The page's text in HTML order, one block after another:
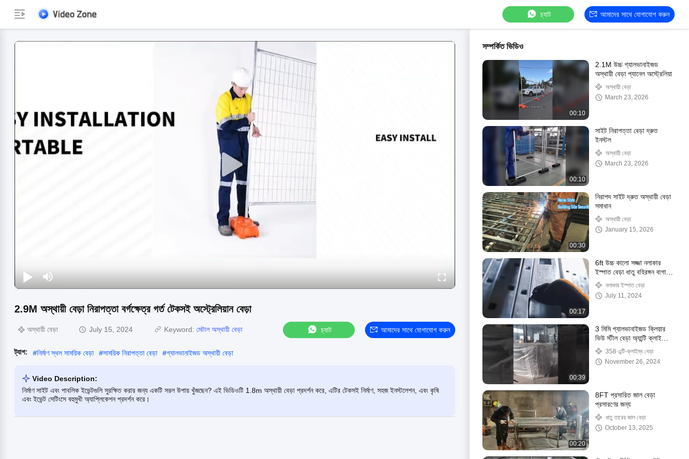
চ্যাট আমাদের সাথে যোগাযোগ করুন
2.9M অস্থায়ী বেড়া নিরাপত্তা বর্গক্ষেত্র গর্ত টেকসই অস্ট্রেলিয়ান বেড়া
অস্থায়ী বেড়া July 15, 2024 Keyword: মেটাল অস্থায়ী বেড়া চ্যাট আমাদের সাথে যোগাযোগ করুন
ট্যাগ: #নির্মাণ স্থল সাময়িক বেড়া #সাময়িক নিরাপত্তা বেড়া #গ্যালভানাইজড অস্থায়ী বেড়া
Video Description:
নির্মাণ সাইট এবং পাবলিক ইভেন্টগুলি সুরক্ষিত করার জন্য একটি সরল উপায় খুঁজছেন? এই ভিডিওটি 1.8m অস্থায়ী বেড়া প্রদর্শন করে, এটির টেকসই নির্মাণ, সহজ ইনস্টলেশন, এবং কৃষি
এবং ইভেন্ট সেটিংসে বহুমুখী অ্যাপ্লিকেশন প্রদর্শন করে।
সম্পর্কিত ভিডিও
00:10
2.1M উচ্চ গ্যালভানাইজড
অস্থায়ী বেড়া প্যানেল অস্ট্রেলিয়া
অস্থায়ী বেড়া
March 23, 2026
00:10
সাইট নিরাপত্তা বেড়া দ্রুত
ইনস্টল
অস্থায়ী বেড়া
March 23, 2026
00:30
নিরাপদ সাইট দ্রুত অস্থায়ী বেড়া
সমাধান
অস্থায়ী বেড়া
January 15, 2026
00:17
6ft উচ্চ কালো সজ্জা নলাকার
ইস্পাত বেড়া ধাতু বহিরঙ্গন বাগান
বেড়া নলাকার ইস্পাত বেড়া
July 11, 2024
00:39
3 মিমি গ্যালভানাইজড ক্লিয়ার
ভিউ স্টীল বেড়া অ্যান্টি ক্লাইম্বিং
কারাগার নিরাপত্তা বেড়া
358 এন্টি-ক্লাইম্ব বেড়া
November 26, 2024
00:20
8FT প্রসারিত জাল বেড়া
প্রসারণের জন্য
ধাতু তারের জাল বেড়া
October 13, 2025